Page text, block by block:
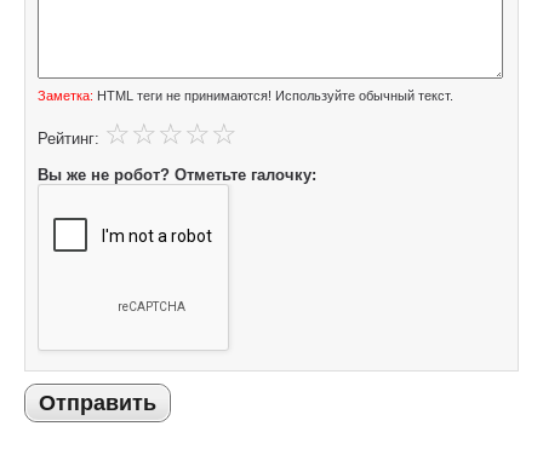
Заметка: HTML теги не принимаются! Используйте обычный текст.
Рейтинг:
Вы же не робот? Отметьте галочку:
Отправить